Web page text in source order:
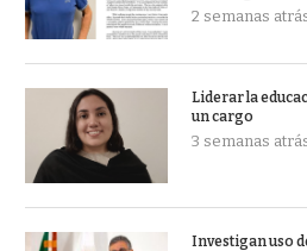
2 semanas
Liderar la
un cargo
3 semanas
Investigan uso